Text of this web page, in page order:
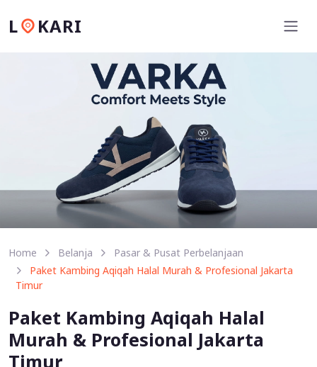
L KARI
Home Belanja
Pasar & Pusat Perbelanjaan
Paket Kambing Aqiqah Halal Murah & Profesional Jakarta
Timur
Paket Kambing Aqiqah Halal
Murah & Profesional Jakarta
Timur